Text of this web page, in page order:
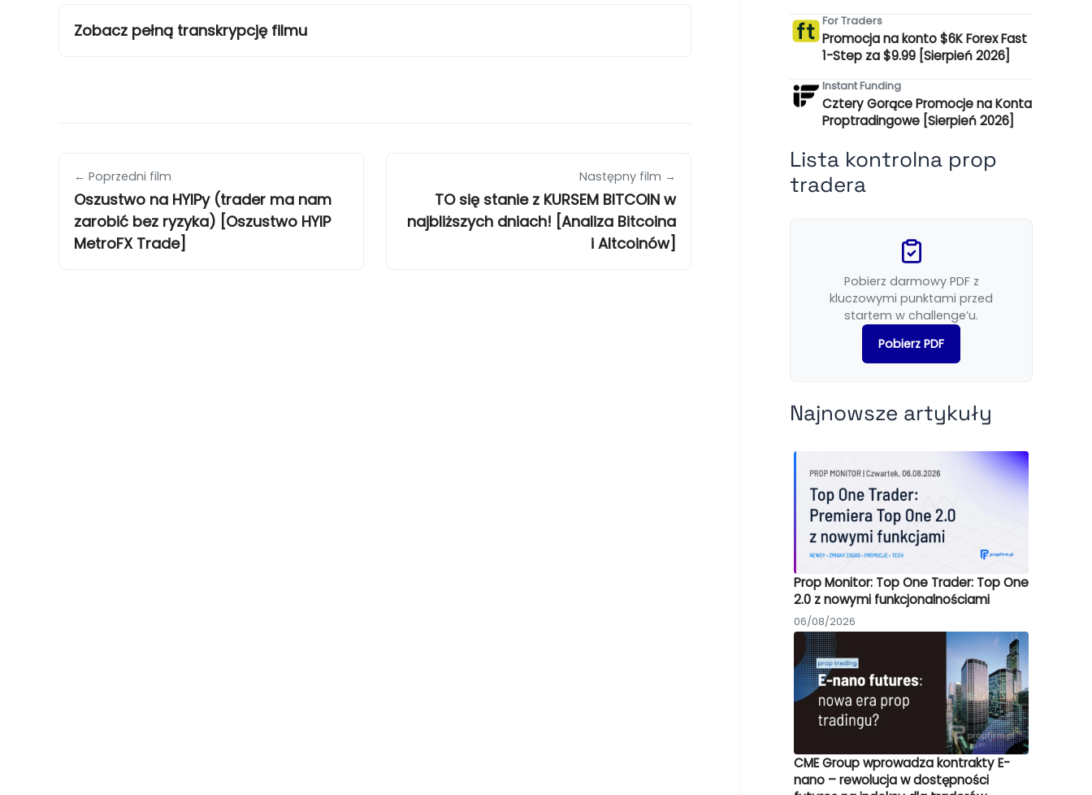
Zobacz pełną transkrypcję filmu
← Poprzedni film
Oszustwo na HYIPy (trader ma nam
zarobić bez ryzyka) [Oszustwo HYIP
MetroFX Trade]
Następny film →
TO się stanie z KURSEM BITCOIN w
najbliższych dniach! [Analiza Bitcoina
i Altcoinów]
For Traders
Promocja na konto $6K Forex Fast
1-Step za $9.99 [Sierpień 2026]
Instant Funding
Cztery Gorące Promocje na Konta
Proptradingowe [Sierpień 2026]
Lista kontrolna prop
tradera
Pobierz darmowy PDF z
kluczowymi punktami przed
startem w challenge’u.
Pobierz PDF
Najnowsze artykuły
Prop Monitor: Top One Trader: Top One
2.0 z nowymi funkcjonalnościami
06/08/2026
CME Group wprowadza kontrakty E-
nano – rewolucja w dostępności